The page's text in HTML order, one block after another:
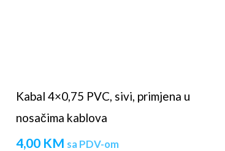
Kabal 4×0,75 PVC, sivi, primjena u
nosačima kablova
4,00 KM sa PDV-om